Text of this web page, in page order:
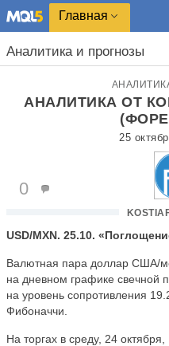
Главная
Аналитика и прогнозы
АНАЛИТИКА ОТ
25
0
USD/MXN. 25.10.
Валютная пара доллар США/
на дневном графике свечной
на уровень сопротивления
Фибоначчи.
На торгах в среду, 24